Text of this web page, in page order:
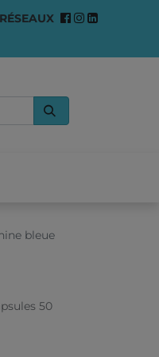
bleue
50